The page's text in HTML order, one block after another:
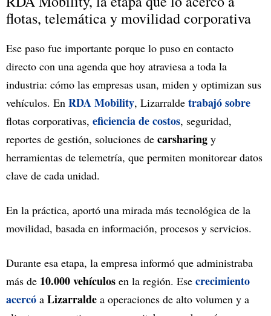
flotas, telemática y movilidad corporativa
Ese paso fue importante porque lo puso en contacto
directo con una agenda que hoy atraviesa a toda la
industria: cómo las empresas usan, miden y optimizan sus
vehículos. En RDA Mobility, Lizarralde trabajó sobre
flotas corporativas, eficiencia de costos, seguridad,
reportes de gestión, soluciones de carsharing y
herramientas de telemetría, que permiten monitorear datos
clave de cada unidad.
En la práctica, aportó una mirada más tecnológica de la
movilidad, basada en información, procesos y servicios.
Durante esa etapa, la empresa informó que administraba
más de 10.000 vehículos en la región. Ese crecimiento
acercó a Lizarralde a operaciones de alto volumen y a